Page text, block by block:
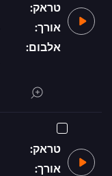
טראק:
אורך:
אלבום:
טראק:
אורך: